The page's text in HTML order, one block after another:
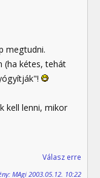
megtudni.
(ha kétes, tehát
kell lenni, mikor
Válasz erre
MAgi 2003.05.12. 10:22